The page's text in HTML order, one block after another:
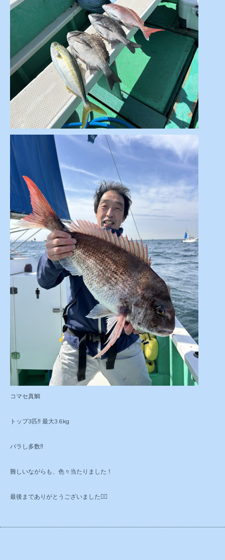
コマセ真鯛
トップ3匹‼️ 最大3.6kg
バラし多数‼️
難しいながらも、色々当たりました！
最後までありがとうございました🙇‍♂️